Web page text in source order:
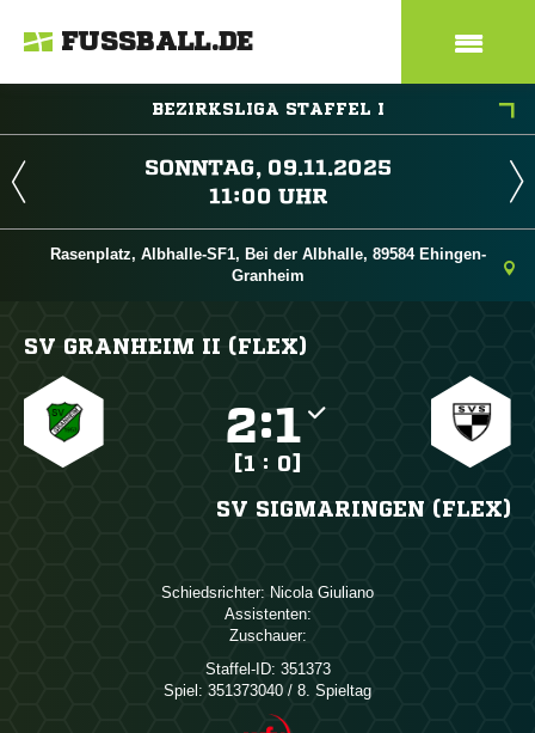
FUSSBALL.DE
BEZIRKSLIGA STAFFEL I
 
 
Rasenplatz, Albhalle-SF1, Bei der Albhalle, 89584 Ehingen-
Granheim
SV GRANHEIM II (FLEX)
:
[1 : 0]
SV SIGMARINGEN (FLEX)
Schiedsrichter:  
Assistenten:
Zuschauer:
Staffel-ID: 351373
Spiel: 351373040 / 8. Spieltag